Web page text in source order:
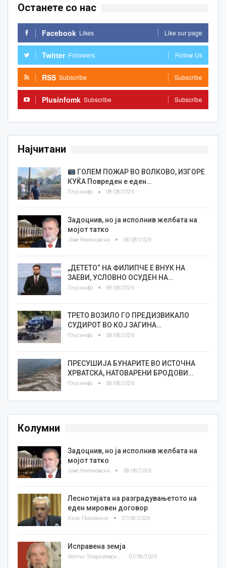
Останете со нас
Facebook Likes Like our page
Twitter Followers Follow Us
RSS Subscribe Subscribe
Plusinfomk Subscribe Subscribe
Најчитани
ГОЛЕМ ПОЖАР ВО ВОЛКОВО, ИЗГОРЕ
КУЌА Повреден е еден…
Плусинфо 08/08/2026
Задоцнив, но ја исполнив желбата на
мојот татко
Јове Кекеновски 08/08/2026
„ДЕТЕТО“ НА ФИЛИПЧЕ Е ВНУК НА
ЗАЕВИ, УСЛОВНО ОСУДЕН НА…
Плусинфо 08/08/2026
ТРЕТО ВОЗИЛО ГО ПРЕДИЗВИКАЛО
СУДИРОТ ВО КОЈ ЗАГИНА…
Плусинфо 08/08/2026
ПРЕСУШИЈА БУНАРИТЕ ВО ИСТОЧНА
ХРВАТСКА, НАТОВАРЕНИ БРОДОВИ…
Плусинфо 08/08/2026
Колумни
Задоцнив, но ја исполнив желбата на
мојот татко
Јове Кекеновски 08/08/2026
Леснотијата на разградувањетото на
еден мировен договор
Азис Положани 07/08/2026
Исправена земја
Златко Теодосиевски 07/08/2026